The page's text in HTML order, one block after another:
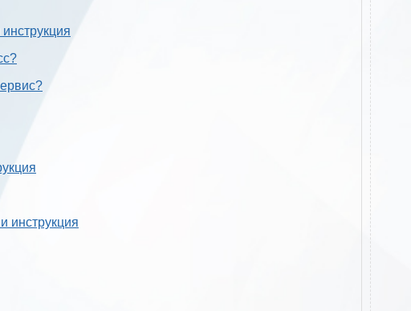
инструкция